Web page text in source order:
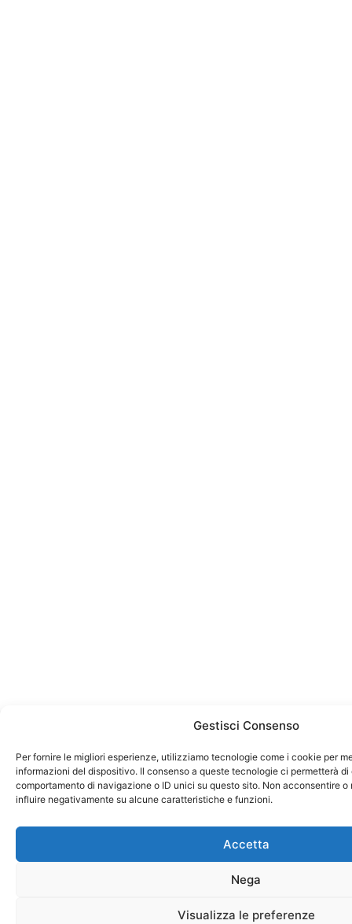
Gestisci Consenso
Per fornire le migliori esperienze, utilizziamo tecnologie come i cookie per
informazioni del dispositivo. Il consenso a queste tecnologie ci permetterà
comportamento di navigazione o ID unici su questo sito. Non acconsentire o
influire negativamente su alcune caratteristiche e funzioni.
Accetta
Nega
Visualizza le preferenze